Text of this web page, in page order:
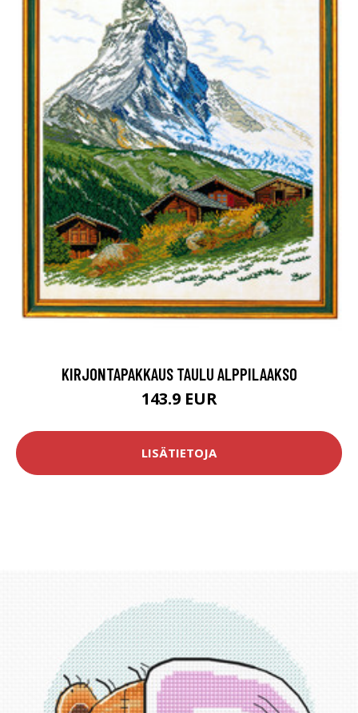
KIRJONTAPAKKAUS TAULU ALPPILAAKSO
143.9 EUR
LISÄTIETOJA